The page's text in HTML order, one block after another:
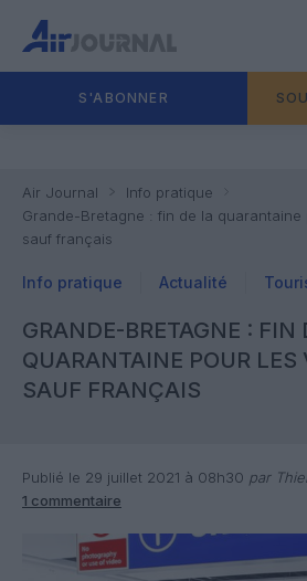
S'ABONNER
Air Journal
Info pratique
Grande-Bretagne : fin de la
sauf français
Info pratique Actualité
GRANDE-BRETAGNE : FIN
QUARANTAINE POUR LES
SAUF FRANÇAIS
Publié le 29 juillet 2021 à 08h30 par
1 commentaire